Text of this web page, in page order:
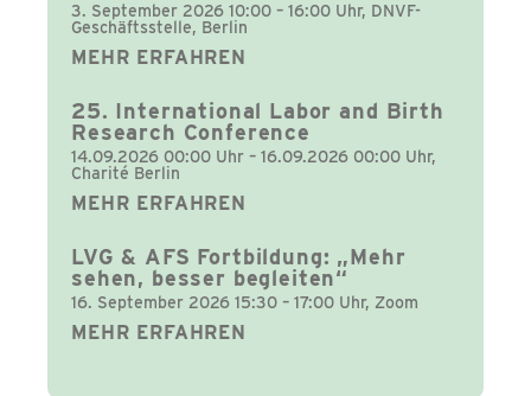
3. September 2026 10:00 – 16:00 Uhr, DNVF-
Geschäftsstelle, Berlin
MEHR ERFAHREN
25. International Labor and Birth
Research Conference
14.09.2026 00:00 Uhr – 16.09.2026 00:00 Uhr,
Charité Berlin
MEHR ERFAHREN
LVG & AFS Fortbildung: „Mehr
sehen, besser begleiten“
16. September 2026 15:30 – 17:00 Uhr, Zoom
MEHR ERFAHREN